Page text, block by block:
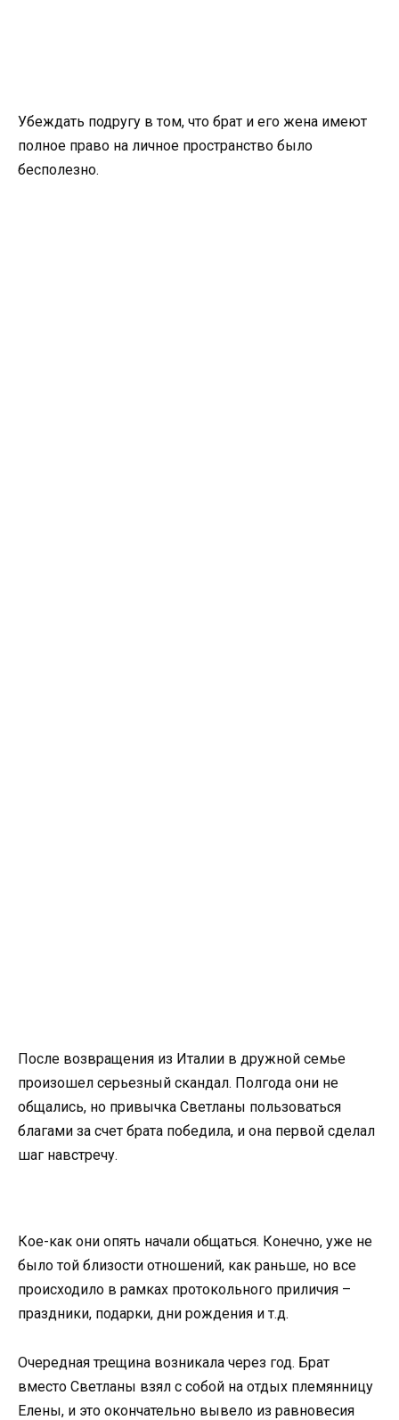
Убеждать подругу в том, что брат и его жена имеют
полное право на личное пространство было
бесполезно.
После возвращения из Италии в дружной семье
произошел серьезный скандал. Полгода они не
общались, но привычка Светланы пользоваться
благами за счет брата победила, и она первой сделал
шаг навстречу.
Кое-как они опять начали общаться. Конечно, уже не
было той близости отношений, как раньше, но все
происходило в рамках протокольного приличия –
праздники, подарки, дни рождения и т.д.
Очередная трещина возникала через год. Брат
вместо Светланы взял с собой на отдых племянницу
Елены, и это окончательно вывело из равновесия